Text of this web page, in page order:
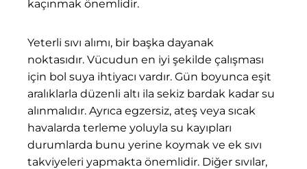
kaçınmak önemlidir.
Yeterli sıvı alımı, bir başka dayanak
noktasıdır. Vücudun en iyi şekilde çalışması
için bol suya ihtiyacı vardır. Gün boyunca eşit
aralıklarla düzenli altı ila sekiz bardak kadar su
alınmalıdır. Ayrıca egzersiz, ateş veya sıcak
havalarda terleme yoluyla su kayıpları
durumlarda bunu yerine koymak ve ek sıvı
takviyeleri yapmakta önemlidir. Diğer sıvılar,